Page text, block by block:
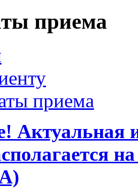
приема
приема
Актуальная